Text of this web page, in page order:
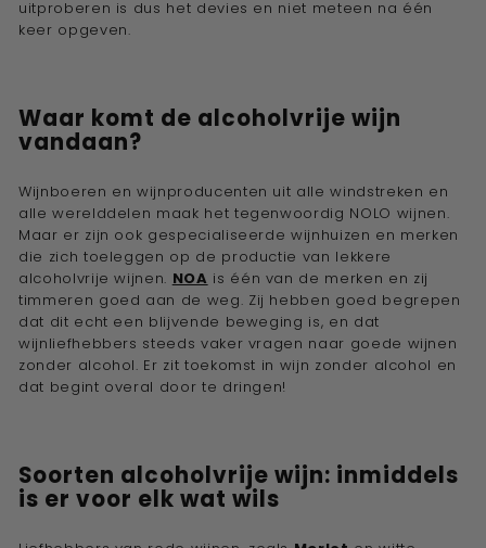
uitproberen is dus het devies en niet meteen na één
keer opgeven.
Waar komt de alcoholvrije wijn
vandaan?
Wijnboeren en wijnproducenten uit alle windstreken en
alle werelddelen maak het tegenwoordig NOLO wijnen.
Maar er zijn ook gespecialiseerde wijnhuizen en merken
die zich toeleggen op de productie van lekkere
alcoholvrije wijnen. NOA is één van de merken en zij
timmeren goed aan de weg. Zij hebben goed begrepen
dat dit echt een blijvende beweging is, en dat
wijnliefhebbers steeds vaker vragen naar goede wijnen
zonder alcohol. Er zit toekomst in wijn zonder alcohol en
dat begint overal door te dringen!
Soorten alcoholvrije wijn: inmiddels
is er voor elk wat wils